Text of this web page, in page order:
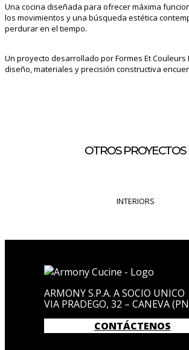
Una cocina diseñada para ofrecer máxima
los movimientos y una búsqueda estética
perdurar en el tiempo.
Un proyecto desarrollado por Formes Et Couleurs
diseño, materiales y precisión constructiva
OTROS PROYECTOS
INTERIORS
ARMONY S.P.A. A SOCIO UNICO
VIA PRADEGO, 32 – CANEVA
CONTÁCTENOS